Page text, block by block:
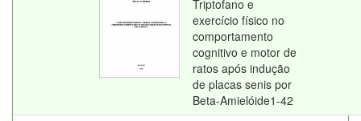
Triptofano e
exercício físico no
comportamento
cognitivo e motor de
ratos após indução
de placas senis por
Beta-Amielóide1-42